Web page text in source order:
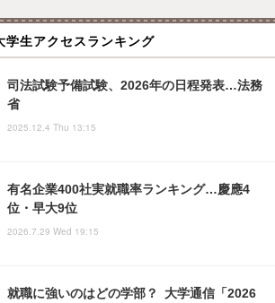
学生アクセスランキング
司法試験予備試験、2026年の日程発表…法務
省
2025.12.4 Thu 13:15
有名企業400社実就職率ランキング…慶應4
位・早大9位
2026.7.29 Wed 19:15
就職に強いのはどの学部？ 大学通信「2026